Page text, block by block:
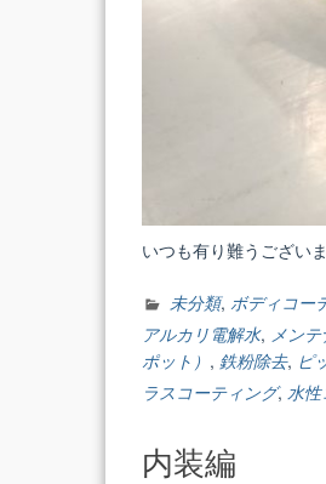
いつも有り難うござい
未分類, ボディコー
アルカリ電解水, メン
ポット） , 鉄粉除去, ピ
ラスコーティング, 水
内装編